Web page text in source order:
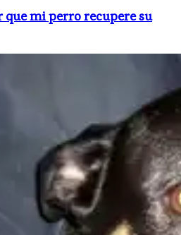
que mi perro recupere su